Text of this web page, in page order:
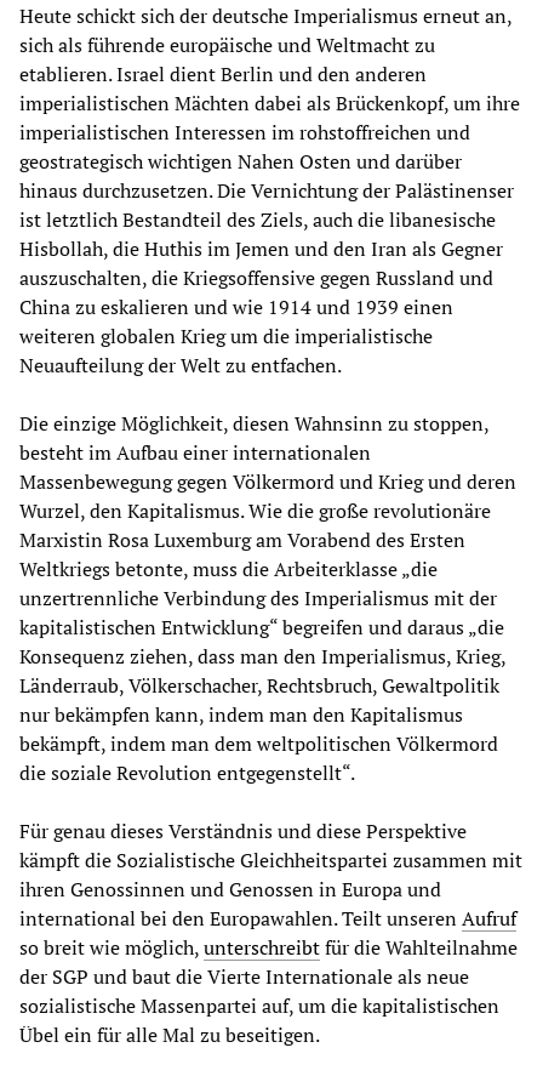
Heute schickt sich der deutsche Imperialismus erneut an,
sich als führende europäische und Weltmacht zu
etablieren. Israel dient Berlin und den anderen
imperialistischen Mächten dabei als Brückenkopf, um ihre
imperialistischen Interessen im rohstoffreichen und
geostrategisch wichtigen Nahen Osten und darüber
hinaus durchzusetzen. Die Vernichtung der Palästinenser
ist letztlich Bestandteil des Ziels, auch die libanesische
Hisbollah, die Huthis im Jemen und den Iran als Gegner
auszuschalten, die Kriegsoffensive gegen Russland und
China zu eskalieren und wie 1914 und 1939 einen
weiteren globalen Krieg um die imperialistische
Neuaufteilung der Welt zu entfachen.
Die einzige Möglichkeit, diesen Wahnsinn zu stoppen,
besteht im Aufbau einer internationalen
Massenbewegung gegen Völkermord und Krieg und deren
Wurzel, den Kapitalismus. Wie die große revolutionäre
Marxistin Rosa Luxemburg am Vorabend des Ersten
Weltkriegs betonte, muss die Arbeiterklasse „die
unzertrennliche Verbindung des Imperialismus mit der
kapitalistischen Entwicklung“ begreifen und daraus „die
Konsequenz ziehen, dass man den Imperialismus, Krieg,
Länderraub, Völkerschacher, Rechtsbruch, Gewaltpolitik
nur bekämpfen kann, indem man den Kapitalismus
bekämpft, indem man dem weltpolitischen Völkermord
die soziale Revolution entgegenstellt“.
Für genau dieses Verständnis und diese Perspektive
kämpft die Sozialistische Gleichheitspartei zusammen mit
ihren Genossinnen und Genossen in Europa und
international bei den Europawahlen. Teilt unserenAufruf
so breit wie möglich,unterschreibtfür die Wahlteilnahme
der SGP und baut die Vierte Internationale als neue
sozialistische Massenpartei auf, um die kapitalistischen
Übel ein für alle Mal zu beseitigen.